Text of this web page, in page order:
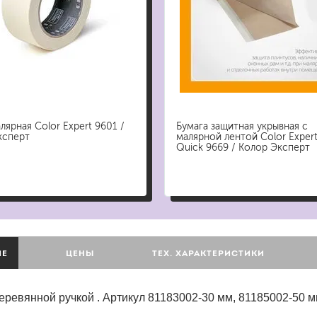
ацетон
для комплексной уборки помещений
для мытья и ухода за полами
для кухни
для ванной комнаты
для сантехники
для ароматизации и нейтрализации
Color Expert 9601 /
Бумага защитная укрывная с
малярной лентой Color
Quick 9669 / Колор Эксперт
ЦЕНЫ ТЕХ. ХАРАКТЕРИСТИКИ
ручкой . Артикул 81183002-30 мм, 81185002-